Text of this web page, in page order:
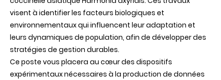
visent à identifier les facteurs biologiques et
environnementaux qui influencent leur adaptation et
leurs dynamiques de population, afin de développer des
stratégies de gestion durables.
Ce poste vous placera au cœur des dispositifs
expérimentaux nécessaires à la production de données